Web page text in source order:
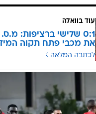
עוד בוואלה
0:1 שלישי ברציפות:
את מכבי פתח תקוה
לכתבה המלאה